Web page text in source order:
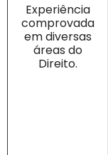
Experiência
comprovada
em diversas
áreas do
Direito.